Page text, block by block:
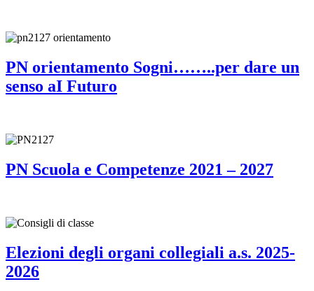
PN orientamento Sogni……..per dare un
senso aI Futuro
PN Scuola e Competenze 2021 – 2027
Elezioni degli organi collegiali a.s. 2025-
2026